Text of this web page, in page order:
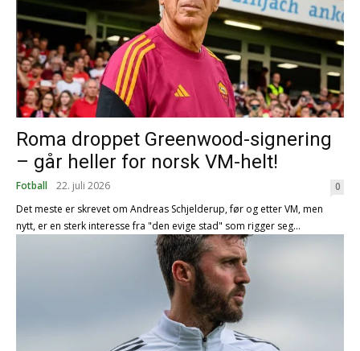
Roma droppet Greenwood-signering
– går heller for norsk VM-helt!
Fotball 22. juli 2026
0
Det meste er skrevet om Andreas Schjelderup, før og etter VM, men
nytt, er en sterk interesse fra "den evige stad" som rigger seg...